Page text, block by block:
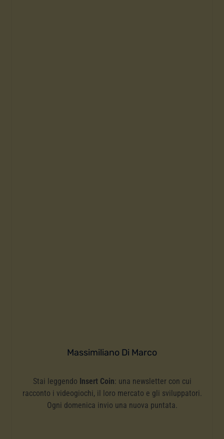
Massimiliano Di Marco
Stai leggendo Insert Coin: una newsletter con cui
racconto i videogiochi, il loro mercato e gli sviluppatori.
Ogni domenica invio una nuova puntata.